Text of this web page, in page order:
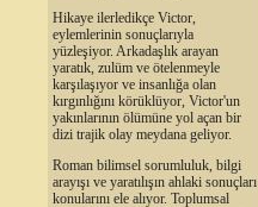
Hikaye ilerledikçe Victor,
eylemlerinin sonuçlarıyla
yüzleşiyor. Arkadaşlık arayan
yaratık, zulüm ve ötelenmeyle
karşılaşıyor ve insanlığa olan
kırgınlığını körüklüyor, Victor'un
yakınlarının ölümüne yol açan bir
dizi trajik olay meydana geliyor.
Roman bilimsel sorumluluk, bilgi
arayışı ve yaratılışın ahlaki sonuçları
konularını ele alıyor. Toplumsal